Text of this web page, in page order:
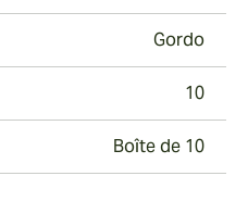
Gordo
10
Boîte de 10